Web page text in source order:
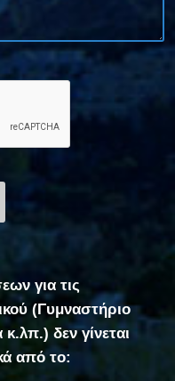
για τις
(Γυμναστήριο
κ.λπ.) δεν γίνεται
από το: